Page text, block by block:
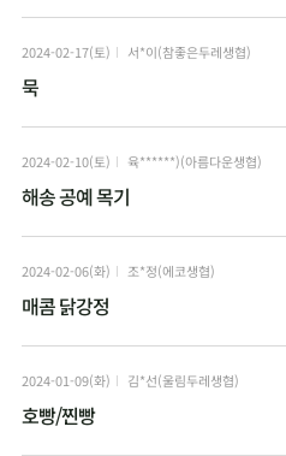
2024-02-17(토) 서*이(참좋은두레생협)
묵
2024-02-10(토) 육******)(아름다운생협)
해송 공예 목기
2024-02-06(화) 조*정(에코생협)
매콤 닭강정
2024-01-09(화) 김*선(울림두레생협)
호빵/찐빵